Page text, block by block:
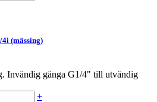
4i (mässing)
Invändig gänga G1/4" till utvändig
+